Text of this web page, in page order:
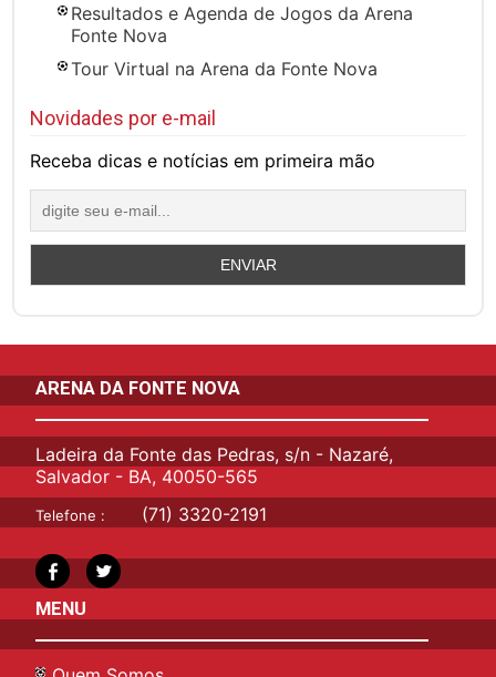
Resultados e Agenda de Jogos da Arena
Fonte Nova
Tour Virtual na Arena da Fonte Nova
Novidades por e-mail
Receba dicas e notícias em primeira mão
ARENA DA FONTE NOVA
Ladeira da Fonte das Pedras, s/n - Nazaré,
Salvador - BA, 40050-565
Telefone : (71) 3320-2191
MENU